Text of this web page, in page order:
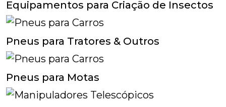
Equipamentos para Criação de Insectos
Pneus para Tratores & Outros
Pneus para Motas